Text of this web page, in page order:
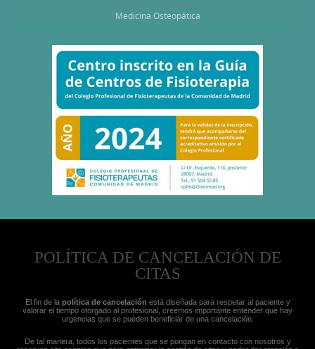
Medicina Osteopática
POLÍTICA DE CANCELACIÓN DE
CITAS
El fin de la política de cancelación está diseñada para respetar al paciente y
valorar el tiempo otorgado al profesional, creemos importante entender que hay
urgencias que se pueden beneficiar de una cancelación.
De tal manera, todos los pacientes que se pongan en contacto con nosotros y